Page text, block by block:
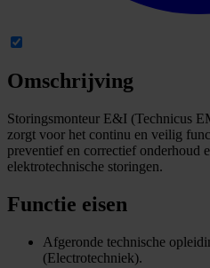
Omschrijving
Storingsmonteur E&I (Technicus
zorgt voor het continu en veilig
preventief en correctief onderhoud
elektrotechnische storingen.
Functie eisen
Afgeronde technische
(Electrotechniek).